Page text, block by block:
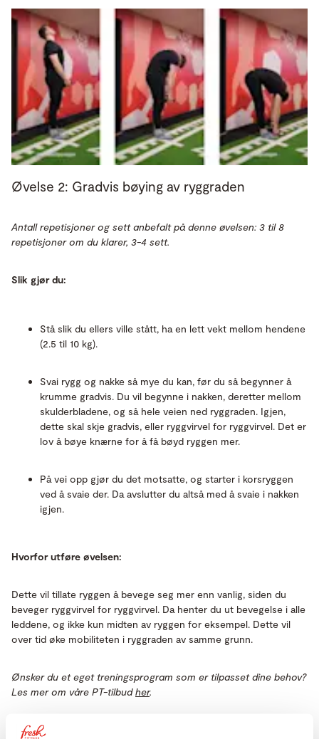
Øvelse 2: Gradvis bøying av ryggraden
Antall repetisjoner og sett anbefalt på denne øvelsen: 3 til 8
repetisjoner om du klarer, 3-4 sett.
Slik gjør du:
Stå slik du ellers ville stått, ha en lett vekt mellom hendene
(2.5 til 10 kg).
Svai rygg og nakke så mye du kan, før du så begynner å
krumme gradvis. Du vil begynne i nakken, deretter mellom
skulderbladene, og så hele veien ned ryggraden. Igjen,
dette skal skje gradvis, eller ryggvirvel for ryggvirvel. Det er
lov å bøye knærne for å få bøyd ryggen mer.
På vei opp gjør du det motsatte, og starter i korsryggen
ved å svaie der. Da avslutter du altså med å svaie i nakken
igjen.
Hvorfor utføre øvelsen:
Dette vil tillate ryggen å bevege seg mer enn vanlig, siden du
beveger ryggvirvel for ryggvirvel. Da henter du ut bevegelse i alle
leddene, og ikke kun midten av ryggen for eksempel. Dette vil
over tid øke mobiliteten i ryggraden av samme grunn.
Ønsker du et eget treningsprogram som er tilpasset dine behov?
Les mer om våre PT-tilbudher.